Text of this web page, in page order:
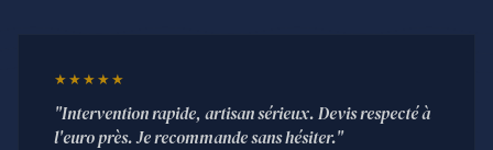
★★★★★
"Intervention rapide, artisan sérieux. Devis respecté à
l'euro près. Je recommande sans hésiter."